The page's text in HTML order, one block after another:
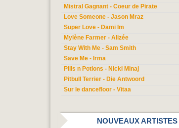
Mistral Gagnant - Coeur de Pirate
Love Someone - Jason Mraz
Super Love - Dami Im
Mylène Farmer - Alizée
Stay With Me - Sam Smith
Save Me - Irma
Pills n Potions - Nicki Minaj
Pitbull Terrier - Die Antwoord
Sur le dancefloor - Vitaa
NOUVEAUX ARTISTES